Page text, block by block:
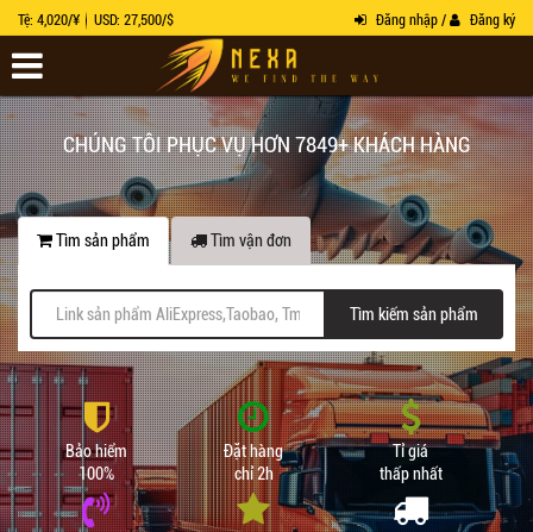
Tệ: 4,020/¥ USD: 27,500/$ Đăng nhập / Đăng ký
CHÚNG TÔI PHỤC VỤ HƠN 7849+ KHÁCH HÀNG
Tìm sản phẩm Tìm vận đơn
Tìm kiếm sản phẩm
Bảo hiểm
100%
Đặt hàng
chỉ 2h
Tỉ giá
thấp nhất